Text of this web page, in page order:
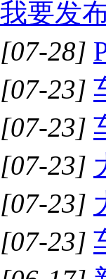
我要发
[07-28]
[07-23]
[07-23]
[07-23]
[07-23]
[07-23]